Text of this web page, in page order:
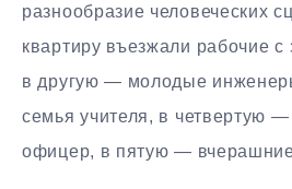
разнообразие человеческих
квартиру въезжали рабочие с
в другую — молодые
семья учителя, в четвертую
офицер, в пятую —